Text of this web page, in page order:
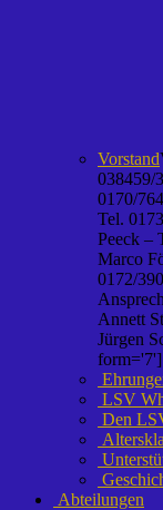
Vorstand
038459/
0170/
Tel.
Peeck –
Marco
0172/
Annett
Jürgen
form='7']
LSV
Den
Abteilungen